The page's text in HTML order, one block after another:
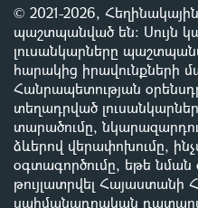
© 2021-2026,
պաշտպանված են: Սույն
լուսանկարները
հարակից իրավունքների
Հանրապետության
տեղադրված
տարածումը,
ձևերով վերափոխումը,
օգտագործումը, եթե նման
թույլատրվել Հայաստանի
սահմանադրական